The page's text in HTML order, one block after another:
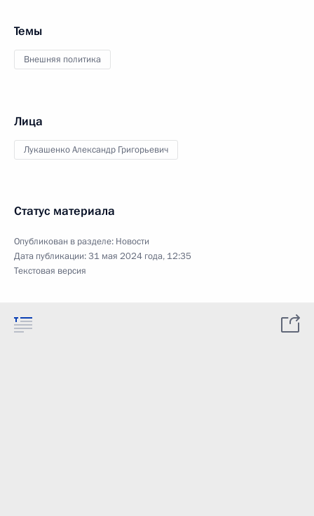
Темы
Внешняя политика
Лица
Лукашенко Александр Григорьевич
Статус материала
Опубликован в разделе: Новости
Дата публикации:31 мая 2024 года, 12:35
Текстовая версия